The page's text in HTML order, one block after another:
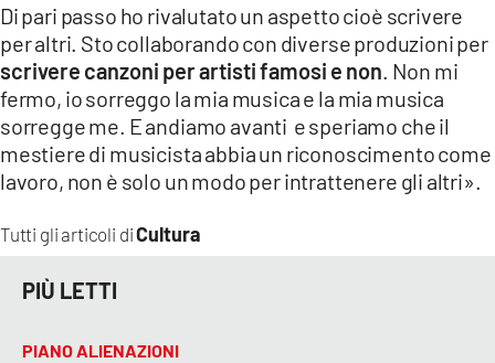
Tutti gli articoli diCultura
Di pari passo ho rivalutato un aspetto cioè scrivere
per altri. Sto collaborando con diverse produzioni per
scrivere canzoni per artisti famosi e non . Non mi
fermo, io sorreggo la mia musica e la mia musica
sorregge me. E andiamo avanti e speriamo che il
mestiere di musicista abbia un riconoscimento come
lavoro, non è solo un modo per intrattenere gli altri».
PIÙ LETTI
PIANO ALIENAZIONI